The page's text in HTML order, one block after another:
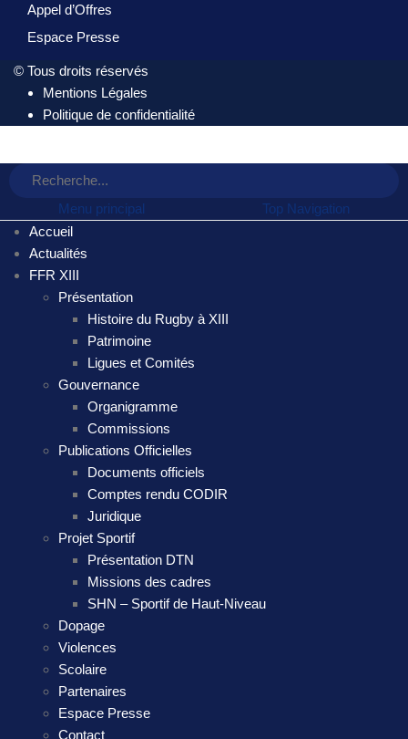
Appel d’Offres
Espace Presse
© Tous droits réservés
Mentions Légales
Politique de confidentialité
Menu principal
Top Navigation
Accueil
Actualités
FFR XIII
Présentation
Histoire du Rugby à XIII
Patrimoine
Ligues et Comités
Gouvernance
Organigramme
Commissions
Publications Officielles
Documents officiels
Comptes rendu CODIR
Juridique
Projet Sportif
Présentation DTN
Missions des cadres
SHN – Sportif de Haut-Niveau
Dopage
Violences
Scolaire
Partenaires
Espace Presse
Contact